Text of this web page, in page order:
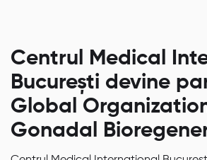
Centrul Medical
București devine
Global
Gonadal